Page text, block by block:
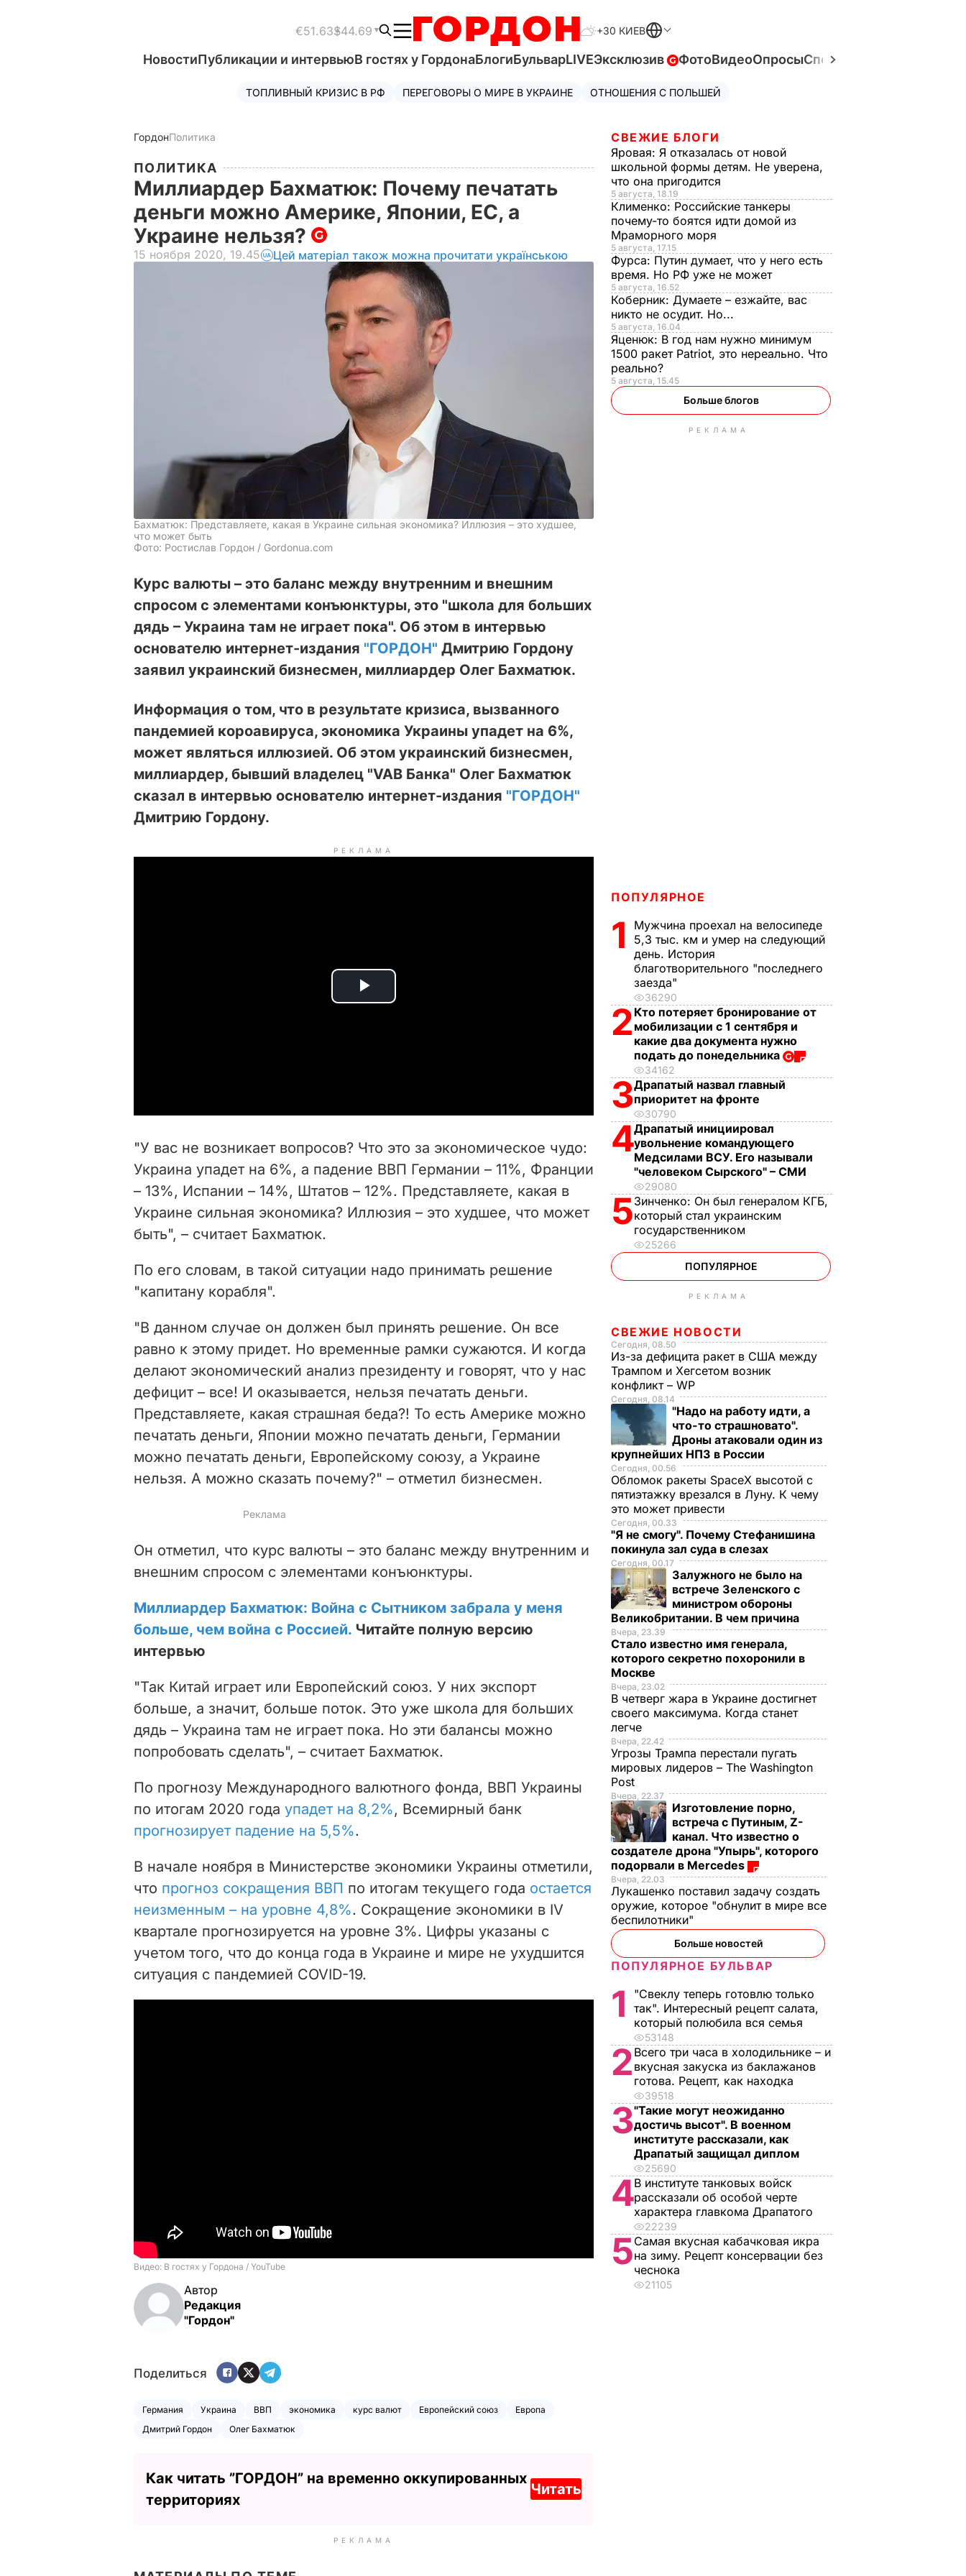
€51.63$44.69 +30 КИЕВ
НовостиПубликации и интервьюВ гостях у ГордонаБлогиБульварLIVEЭксклюзив ФотоВидеоОпросыСпецпроекты
ТОПЛИВНЫЙ КРИЗИС В РФ ПЕРЕГОВОРЫ О МИРЕ В УКРАИНЕ ОТНОШЕНИЯ С ПОЛЬШЕЙ
ГордонПолитика
ПОЛИТИКА
Миллиардер Бахматюк: Почему печатать
деньги можно Америке, Японии, ЕС, а
Украине нельзя?
15 ноября 2020, 19.45 Цей матеріал також можна прочитати українською
Бахматюк: Представляете, какая в Украине сильная экономика? Иллюзия – это худшее,
что может быть
Фото: Ростислав Гордон / Gordonua.com
Курс валюты – это баланс между внутренним и внешним
спросом с элементами конъюнктуры, это "школа для больших
дядь – Украина там не играет пока". Об этом в интервью
основателю интернет-издания "ГОРДОН" Дмитрию Гордону
заявил украинский бизнесмен, миллиардер Олег Бахматюк.
Информация о том, что в результате кризиса, вызванного
пандемией короавируса, экономика Украины упадет на 6%,
может являться иллюзией. Об этом украинский бизнесмен,
миллиардер, бывший владелец "VAB Банка" Олег Бахматюк
сказал в интервью основателю интернет-издания "ГОРДОН"
Дмитрию Гордону.
РЕКЛАМА
P
i
d
o
"У вас не возникает вопросов? Что это за экономическое чудо:
Украина упадет на 6%, а падение ВВП Германии – 11%, Франции
– 13%, Испании – 14%, Штатов – 12%. Представляете, какая в
Украине сильная экономика? Иллюзия – это худшее, что может
быть", – считает Бахматюк.
По его словам, в такой ситуации надо принимать решение
"капитану корабля".
"В данном случае он должен был принять решение. Он все
равно к этому придет. Но временные рамки сужаются. И когда
делают экономический анализ президенту и говорят, что у нас
дефицит – все! И оказывается, нельзя печатать деньги.
Представляете, какая страшная беда?! То есть Америке можно
печатать деньги, Японии можно печатать деньги, Германии
можно печатать деньги, Европейскому союзу, а Украине
нельзя. А можно сказать почему?" – отметил бизнесмен.
Он отметил, что курс валюты – это баланс между внутренним и
внешним спросом с элементами конъюнктуры.
Миллиардер Бахматюк: Война с Сытником забрала у меня
больше, чем война с Россией. Читайте полную версию
интервью
"Так Китай играет или Европейский союз. У них экспорт
больше, а значит, больше поток. Это уже школа для больших
дядь – Украина там не играет пока. Но эти балансы можно
попробовать сделать", – считает Бахматюк.
По прогнозу Международного валютного фонда, ВВП Украины
по итогам 2020 года упадет на 8,2%, Всемирный банк
прогнозирует падение на 5,5%.
В начале ноября в Министерстве экономики Украины отметили,
что прогноз сокращения ВВП по итогам текущего года остается
неизменным – на уровне 4,8%. Сокращение экономики в IV
квартале прогнозируется на уровне 3%. Цифры указаны с
учетом того, что до конца года в Украине и мире не ухудшится
ситуация с пандемией COVID-19.
Автор
Редакция
"Гордон"
Поделиться
Германия Украина ВВП экономика курс валют Европейский союз
Европа
Дмитрий Гордон
Олег Бахматюк
Как читать ”ГОРДОН” на временно оккупированных
территориях
Читать
РЕКЛАМА
СВЕЖИЕ БЛОГИ
Яровая: Я отказалась от новой
школьной формы детям. Не уверена,
что она пригодится
5 августа, 18.19
Клименко: Российские танкеры
почему-то боятся идти домой из
Мраморного моря
5 августа, 17.15
Фурса: Путин думает, что у него есть
время. Но РФ уже не может
5 августа, 16.52
Коберник: Думаете – езжайте, вас
никто не осудит. Но...
5 августа, 16.04
Яценюк: В год нам нужно минимум
1500 ракет Patriot, это нереально. Что
реально?
5 августа, 15.45
Больше блогов
РЕКЛАМА
ПОПУЛЯРНОЕ
1
Мужчина проехал на велосипеде
5,3 тыс. км и умер на следующий
день. История
благотворительного "последнего
заезда"
36290
2 Кто потеряет бронирование от
мобилизации с 1 сентября и
какие два документа нужно
подать до понедельника
34162
3Драпатый назвал главный
приоритет на фронте
30790
4Драпатый инициировал
увольнение командующего
Медсилами ВСУ. Его называли
"человеком Сырского" – СМИ
29080
5Зинченко: Он был генералом КГБ,
который стал украинским
государственником
25266
ПОПУЛЯРНОЕ
РЕКЛАМА
СВЕЖИЕ НОВОСТИ
Сегодня, 08.50
Из-за дефицита ракет в США между
Трампом и Хегсетом возник
конфликт – WP
Сегодня, 08.14
"Надо на работу идти, а
что-то страшновато".
Дроны атаковали один из
крупнейших НПЗ в России
Сегодня, 00.56
Обломок ракеты SpaceX высотой с
пятиэтажку врезался в Луну. К чему
это может привести
Сегодня, 00.33
"Я не смогу". Почему Стефанишина
покинула зал суда в слезах
Сегодня, 00.17
Залужного не было на
встрече Зеленского с
министром обороны
Великобритании. В чем причина
Вчера, 23.39
Стало известно имя генерала,
которого секретно похоронили в
Москве
Вчера, 23.02
В четверг жара в Украине достигнет
своего максимума. Когда станет
легче
Вчера, 22.42
Угрозы Трампа перестали пугать
мировых лидеров – The Washington
Post
Вчера, 22.37
Изготовление порно,
встреча с Путиным, Z-
канал. Что известно о
создателе дрона "Упырь", которого
подорвали в Mercedes
Вчера, 22.03
Лукашенко поставил задачу создать
оружие, которое "обнулит в мире все
беспилотники"
Больше новостей
ПОПУЛЯРНОЕ БУЛЬВАР
1
"Свеклу теперь готовлю только
так". Интересный рецепт салата,
который полюбила вся семья
53148
2 Всего три часа в холодильнике – и
вкусная закуска из баклажанов
готова. Рецепт, как находка
39518
3"Такие могут неожиданно
достичь высот". В военном
институте рассказали, как
Драпатый защищал диплом
25690
4В институте танковых войск
рассказали об особой черте
характера главкома Драпатого
22239
5Самая вкусная кабачковая икра
на зиму. Рецепт консервации без
чеснока
21105